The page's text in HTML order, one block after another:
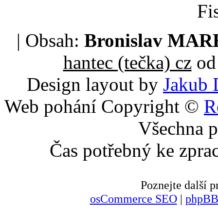
| Obsah: Bronislav
hantec (tečka) czod
Design layout by Jakub
Web pohání Copyright ©
Všechna
Čas potřebný ke
Poznejte další
osCommerce SEO|